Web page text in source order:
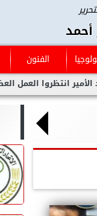
الفنون
العمل العظيم ده